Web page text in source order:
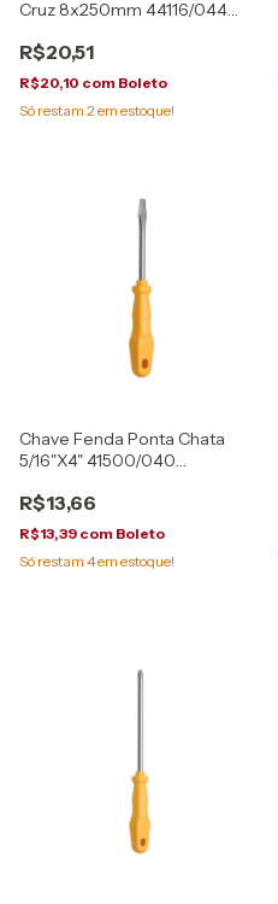
Cruz 8x250mm 44116/044
R$20,51
R$20,10 com Boleto
Só restam 2 em estoque!
Chave Fenda Ponta Chata
5/16"X4" 41500/040
R$13,66
R$13,39 com Boleto
Só restam 4em estoque!